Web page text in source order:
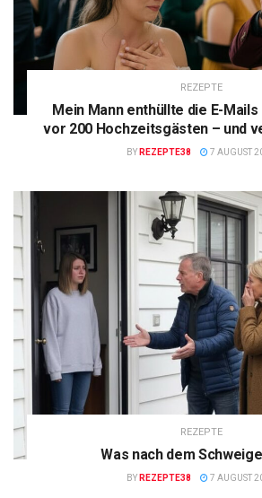
REZEPTE
Mein Mann enthüllte die E-
vor 200 Hochzeitsgästen – und
BY REZEPTE38 7 AUGUST
REZEPTE
Was nach dem
BY REZEPTE38 7 AUGUST